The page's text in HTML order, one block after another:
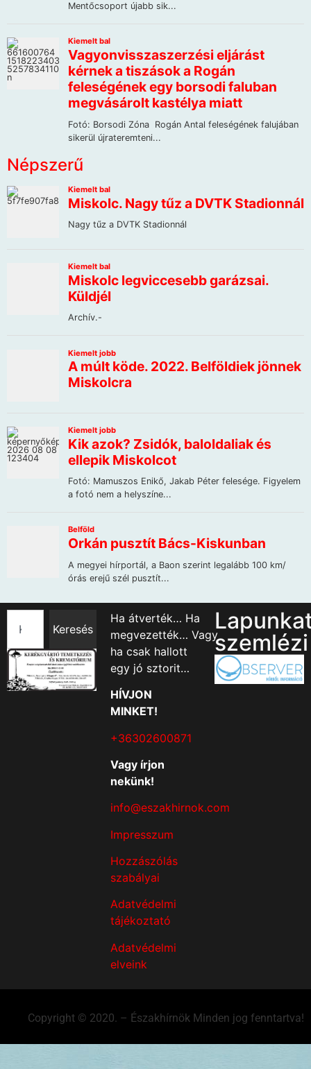
Népszerű
Keresés
Ha átverték… Ha
megvezették… Vagy
ha csak hallott
egy jó sztorit…
HÍVJON
MINKET!
+36302600871
Vagy írjon
nekünk!
info@eszakhirnok.com
Impresszum
Hozzászólás
szabályai
Adatvédelmi
tájékoztató
Adatvédelmi
elveink
szemlézi
Copyright © 2020. – Északhírnök Minden jog fenntartva!